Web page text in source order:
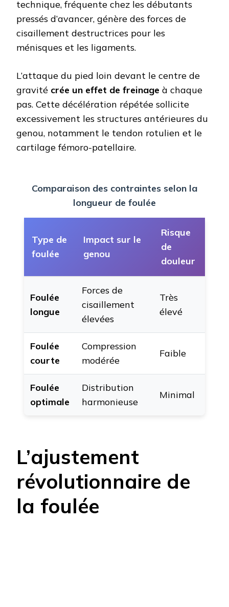
technique, fréquente chez les débutants
pressés d’avancer, génère des forces de
cisaillement destructrices pour les
ménisques et les ligaments.
L’attaque du pied loin devant le centre de
gravité crée un effet de freinage à chaque
pas. Cette décélération répétée sollicite
excessivement les structures antérieures du
genou, notamment le tendon rotulien et le
cartilage fémoro-patellaire.
Comparaison des contraintes selon la
longueur de foulée
Type de
foulée
Impact sur le
genou
Risque
de
douleur
Foulée
longue
Forces de
cisaillement
élevées
Très
élevé
Foulée
courte
Compression
modérée
Faible
Foulée
optimale
Distribution
harmonieuse
Minimal
L’ajustement
révolutionnaire de
la foulée